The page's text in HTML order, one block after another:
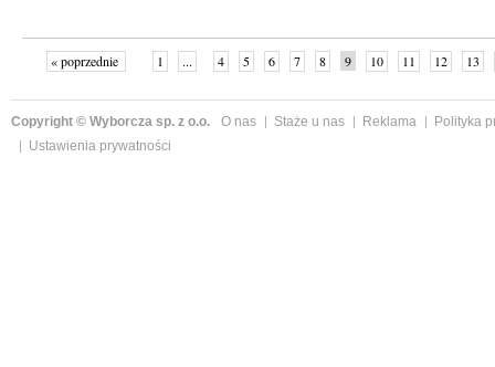
« poprzednie 1 ... 4 5 6 7 8 9 10 11 12 13
Copyright © Wyborcza sp. z o.o. O nas Staże u nas Reklama
Polityka
Ustawienia prywatności